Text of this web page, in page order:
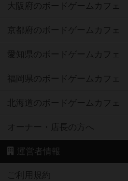
大阪府のボードゲームカフェ
京都府のボードゲームカフェ
愛知県のボードゲームカフェ
福岡県のボードゲームカフェ
北海道のボードゲームカフェ
オーナー・店長の方へ
運営者情報
ご利用規約